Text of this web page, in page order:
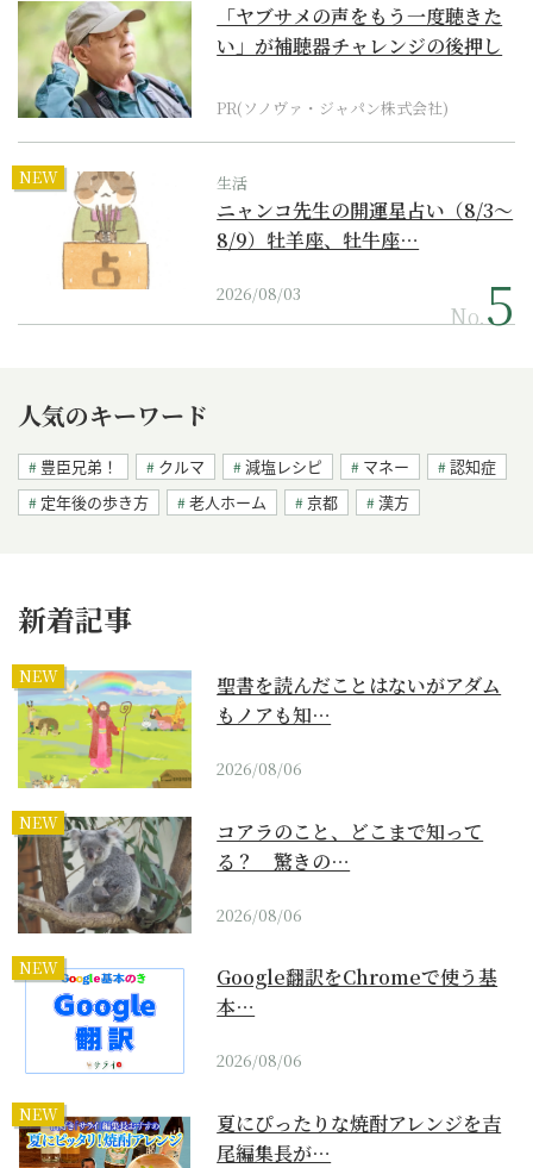
「ヤブサメの声をもう一度聴きた
い」が補聴器チャレンジの後押し
PR(ソノヴァ・ジャパン株式会社)
NEW 生活
ニャンコ先生の開運星占い（8/3～
8/9）牡羊座、牡牛座…
2026/08/03
No.
人気のキーワード
豊臣兄弟！ クルマ 減塩レシピ マネー
認知症
定年後の歩き方
老人ホーム 京都 漢方
新着記事
NEW
聖書を読んだことはないがアダム
もノアも知…
2026/08/06
NEW
コアラのこと、どこまで知って
る？ 驚きの…
2026/08/06
NEW
Google翻訳をChromeで使う基
本…
2026/08/06
NEW
夏にぴったりな焼酎アレンジを吉
尾編集長が…